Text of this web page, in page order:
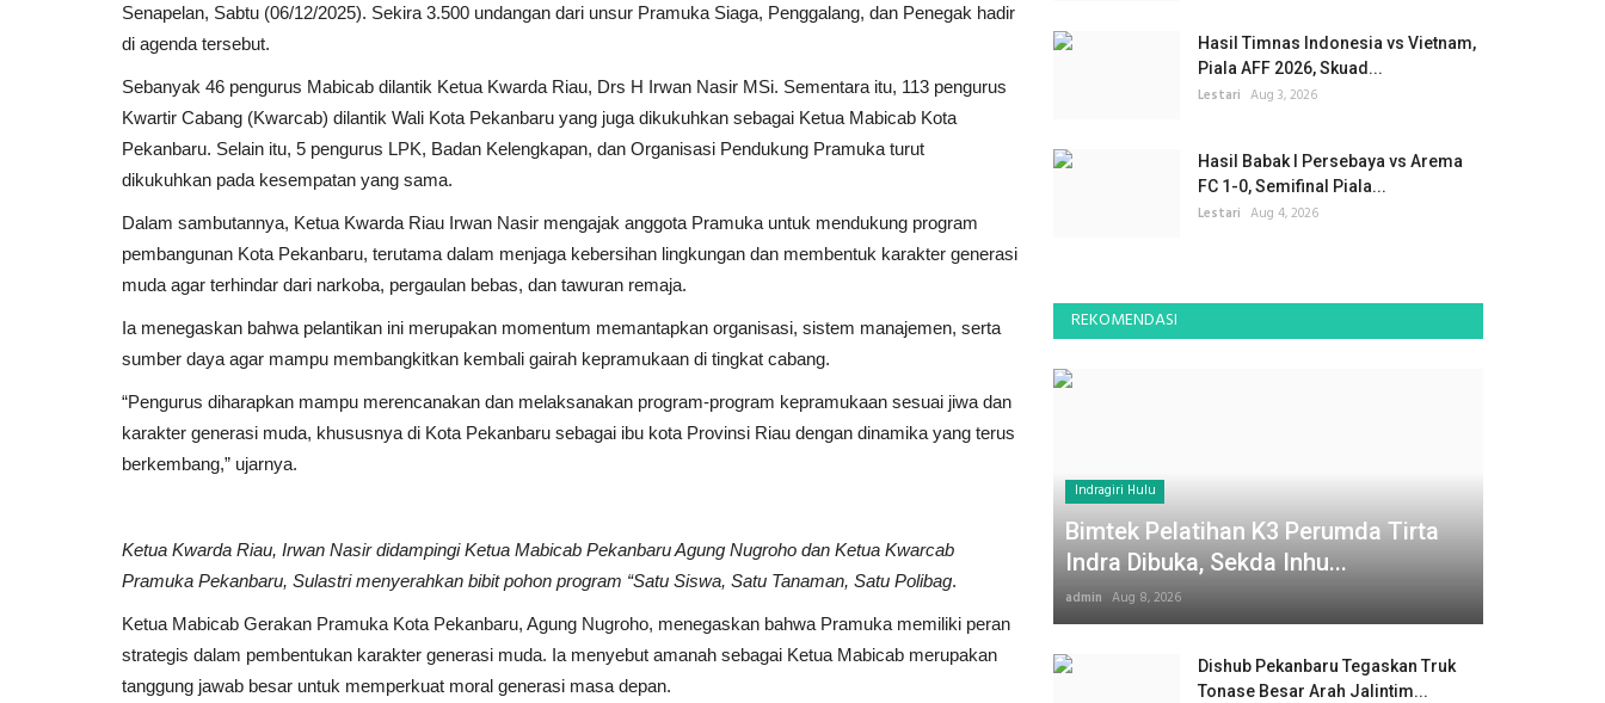
Senapelan, Sabtu (06/12/2025). Sekira 3.500 undangan dari unsur Pramuka Siaga, Penggalang, dan Penegak hadir
di agenda tersebut.
Sebanyak 46 pengurus Mabicab dilantik Ketua Kwarda Riau, Drs H Irwan Nasir MSi. Sementara itu, 113 pengurus
Kwartir Cabang (Kwarcab) dilantik Wali Kota Pekanbaru yang juga dikukuhkan sebagai Ketua Mabicab Kota
Pekanbaru. Selain itu, 5 pengurus LPK, Badan Kelengkapan, dan Organisasi Pendukung Pramuka turut
dikukuhkan pada kesempatan yang sama.
Dalam sambutannya, Ketua Kwarda Riau Irwan Nasir mengajak anggota Pramuka untuk mendukung program
pembangunan Kota Pekanbaru, terutama dalam menjaga kebersihan lingkungan dan membentuk karakter generasi
muda agar terhindar dari narkoba, pergaulan bebas, dan tawuran remaja.
Ia menegaskan bahwa pelantikan ini merupakan momentum memantapkan organisasi, sistem manajemen, serta
sumber daya agar mampu membangkitkan kembali gairah kepramukaan di tingkat cabang.
“Pengurus diharapkan mampu merencanakan dan melaksanakan program-program kepramukaan sesuai jiwa dan
karakter generasi muda, khususnya di Kota Pekanbaru sebagai ibu kota Provinsi Riau dengan dinamika yang terus
berkembang,” ujarnya.
Ketua Kwarda Riau, Irwan Nasir didampingi Ketua Mabicab Pekanbaru Agung Nugroho dan Ketua Kwarcab
Pramuka Pekanbaru, Sulastri menyerahkan bibit pohon program “Satu Siswa, Satu Tanaman, Satu Polibag.
Ketua Mabicab Gerakan Pramuka Kota Pekanbaru, Agung Nugroho, menegaskan bahwa Pramuka memiliki peran
strategis dalam pembentukan karakter generasi muda. Ia menyebut amanah sebagai Ketua Mabicab merupakan
tanggung jawab besar untuk memperkuat moral generasi masa depan.
Hasil Timnas Indonesia vs Vietnam,
Piala AFF 2026, Skuad...
Lestari Aug 3, 2026
Hasil Babak I Persebaya vs Arema
FC 1-0, Semifinal Piala...
Lestari Aug 4, 2026
REKOMENDASI
Indragiri Hulu
Bimtek Pelatihan K3 Perumda Tirta
Indra Dibuka, Sekda Inhu...
admin Aug 8, 2026
Dishub Pekanbaru Tegaskan Truk
Tonase Besar Arah Jalintim...